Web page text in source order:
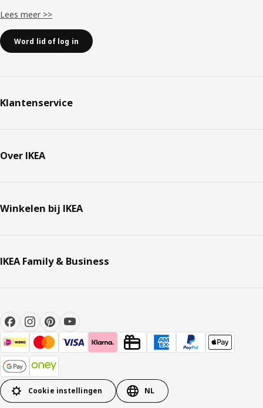
Lees meer >>
Word lid of log in
Klantenservice
Over IKEA
Winkelen bij IKEA
IKEA Family & Business
Cookie instellingen NL